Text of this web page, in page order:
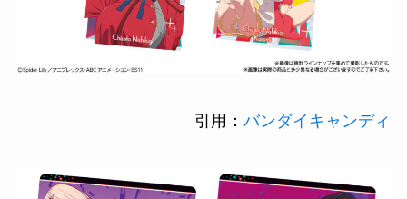
引用：バンダイキャンディ